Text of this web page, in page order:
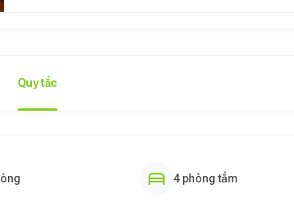
Quy tắc
4 phòng tắm